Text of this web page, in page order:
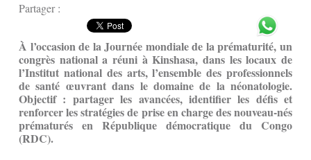
Partager :
À l’occasion de la Journée mondiale de la prématurité, un
congrès national a réuni à Kinshasa, dans les locaux de
l’Institut national des arts, l’ensemble des professionnels
de santé œuvrant dans le domaine de la néonatologie.
Objectif : partager les avancées, identifier les défis et
renforcer les stratégies de prise en charge des nouveau-nés
prématurés en République démocratique du Congo
(RDC).